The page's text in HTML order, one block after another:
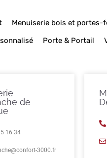
Menuiserie bois et portes-
Porte & Portail
de
16 34
3000.fr